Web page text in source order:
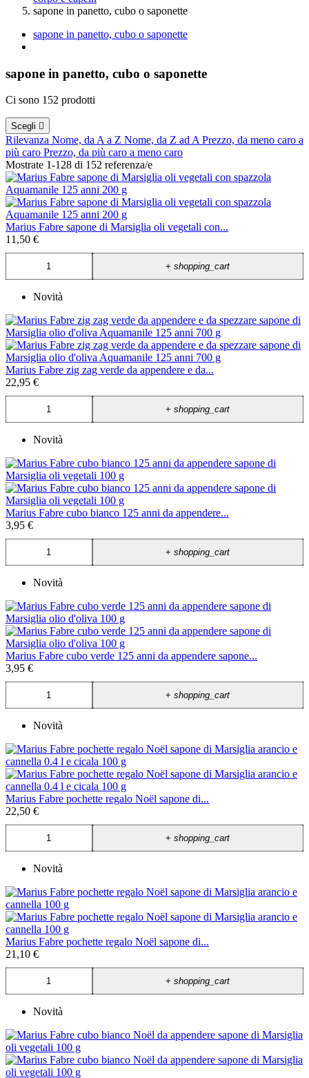
sapone in panetto, cubo o saponette
sapone in panetto, cubo o saponette
sapone in panetto, cubo o saponette
Ci sono 152 prodotti
Scegli 
Rilevanza Nome, da A a Z Nome, da Z ad APrezzo, da meno caro a
più caro Prezzo, da più caro a meno caro
Mostrate 1-128 di 152 referenza/e
Marius Fabre sapone di Marsiglia oli vegetali con...
11,50 €
+shopping_cart
Novità
Marius Fabre zig zag verde da appendere e da...
22,95 €
+shopping_cart
Novità
Marius Fabre cubo bianco 125 anni da appendere...
3,95 €
+shopping_cart
Novità
Marius Fabre cubo verde 125 anni da appendere sapone...
3,95 €
+shopping_cart
Novità
Marius Fabre pochette regalo Noël sapone di...
22,50 €
+shopping_cart
Novità
Marius Fabre pochette regalo Noël sapone di...
21,10 €
+shopping_cart
Novità